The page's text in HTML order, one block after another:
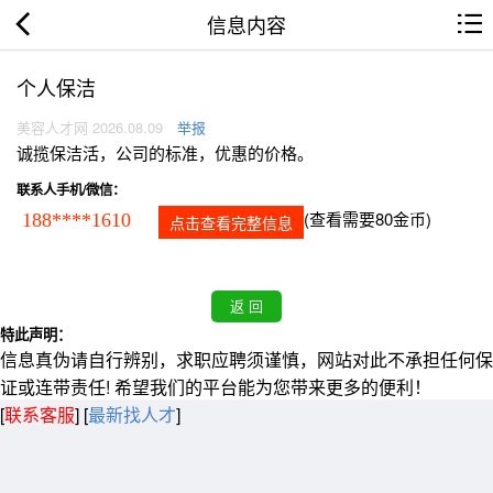
信息内容
个人保洁
美容人才网 2026.08.09 举报
诚揽保洁活，公司的标准，优惠的价格。
联系人手机/微信：
188****1610 点击查看完整信息 (查看需要80金币)
特此声明：
信息真伪请自行辨别，求职应聘须谨慎，网站对此不承担任何保
证或连带责任! 希望我们的平台能为您带来更多的便利！
[联系客服] [最新找人才]